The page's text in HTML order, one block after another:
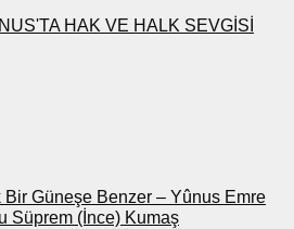
HAK VE HALK SEVGİSİ
Bir Güneşe Benzer – Yûnus Emre
Süprem (İnce) Kumaş